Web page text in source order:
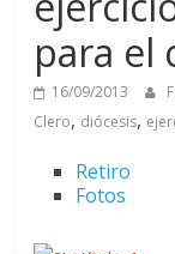
para el
16/09/2013
Clero, diócesis,
Retiro
Fotos